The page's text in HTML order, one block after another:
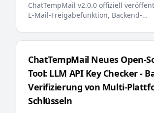
ChatTempMail v2.0.0 offiziell
E-Mail-Freigabefunktion, Backend-
mehrsprachige Fehlermeldungen, KI-
Updates bieten Benutzern ein
und bequemeres temporäres E-Mail-
ChatTempMail Neues Open-
Tool: LLM API Key Checker -
Verifizierung von Multi-
Schlüsseln